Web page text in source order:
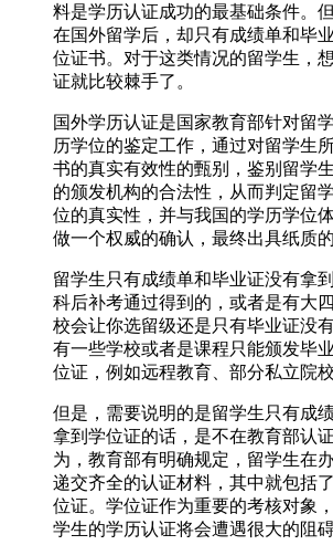
料是学历认证成功的最基础条件。
在国外留学后，却只有成绩单和毕
位证书。对于这类情况的留学生，
证就比较棘手了。
国外学历认证是国家教育部针对留
历学位的鉴定工作，通过对留学生
书的真实有效性的甄别，鉴别留学
的颁发机构的合法性，从而判定留
位的真实性，并与我国的学历学位
做一个权威的确认，最终出具纸质的
留学生只有成绩单和毕业证没有拿
科后补考通过得到的，或者是有大
校会让你选留级还是只有毕业证没
有一些学校或者是课程只能颁发毕
位证，例如远程教育、部分私立院校
但是，需要说明的是留学生只有成
拿到学位证的话，是不在教育部认
为，教育部有明确规定，留学生在
递交齐全的认证材料，其中就包括
位证。学位证作为重要的考核对象
学生的学历认证将会遭遇很大的阻碍